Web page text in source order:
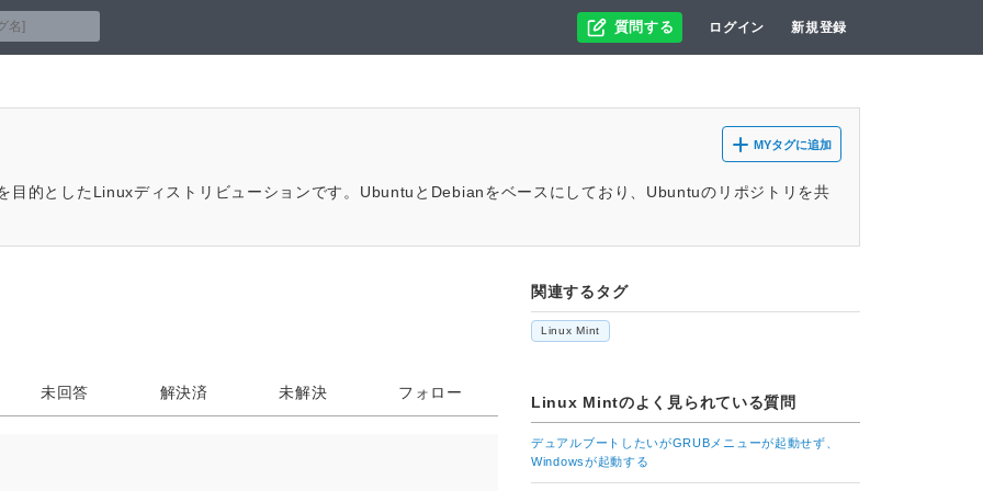
質問する ログイン 新規登録
MYタグに追加
的としたLinuxディストリビューションです。UbuntuとDebianをベースにしており、Ubuntuのリポジトリを共
未回答 解決済 未解決 フォロー
関連するタグ
Linux Mint
Linux Mintのよく見られている質問
デュアルブートしたいがGRUBメニューが起動せず、
Windowsが起動する